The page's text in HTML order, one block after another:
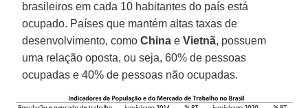
brasileiros em cada 10 habitantes do país está
ocupado. Países que mantém altas taxas de
desenvolvimento, comoChina eVietnã, possuem
uma relação oposta, ou seja, 60% de pessoas
ocupadas e 40% de pessoas não ocupadas.